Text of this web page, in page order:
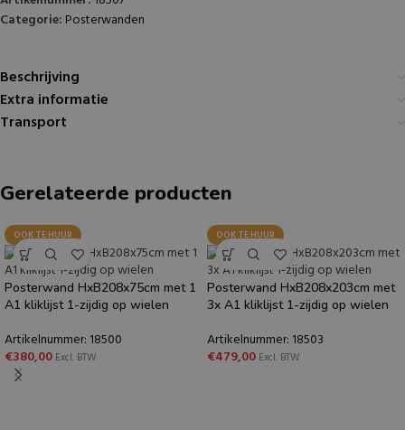
Categorie: Posterwanden
Beschrijving
Extra informatie
Transport
Gerelateerde producten
OOK TE HUUR
Posterwand HxB208x75cm met 1
A1 kliklijst 1-zijdig op wielen
Artikelnummer: 18500
€380,00 Excl. BTW
OOK TE HUUR
Posterwand HxB208x203cm met
3x A1 kliklijst 1-zijdig op wielen
Artikelnummer: 18503
€479,00 Excl. BTW